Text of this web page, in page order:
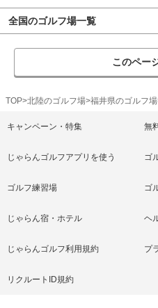
全国のゴルフ場一覧
このペー
TOP 北陸のゴルフ場 福井県のゴルフ場
キャンペーン・特集 無
じゃらんゴルフアプリを使う ゴ
ゴルフ練習場 ゴ
じゃらん宿・ホテル ヘ
じゃらんゴルフ利用規約 プ
リクルートID規約